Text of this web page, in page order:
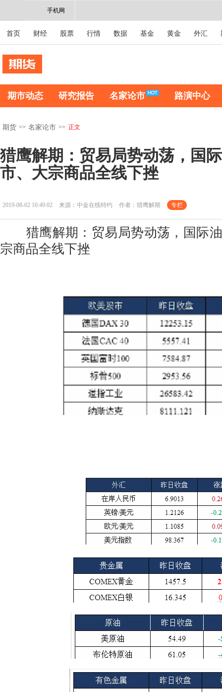
手机网
首页 财经 股票 行情 数据 基金 黄金 外汇
期市动态 研究报告 名家论市 路演中心
期货 >> 名家论市 >> 正文
猎鹰解期：贸易局势动荡，国
市、大宗商品全线下挫
2019-08-02 10:49:02 来源：中金在线特约 作者：猎鹰解期 专栏
猎鹰解期：贸易局势动荡，国际油
宗商品全线下挫